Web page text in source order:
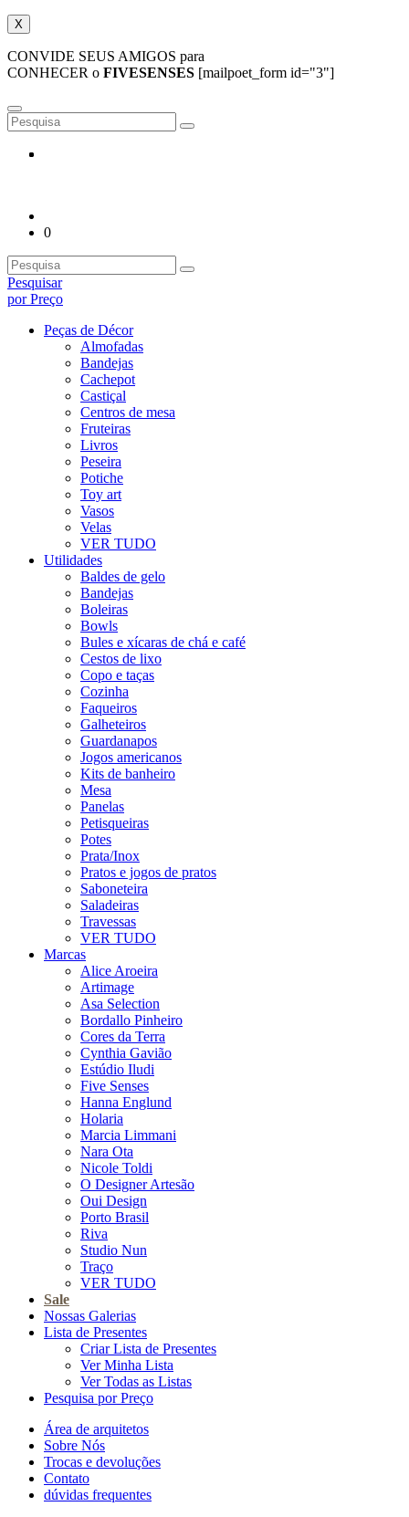
X
CONVIDE SEUS AMIGOS para
CONHECER o FIVESENSES [mailpoet_form id="3"]
0
Pesquisar
por Preço
Peças de Décor
Almofadas
Bandejas
Cachepot
Castiçal
Centros de mesa
Fruteiras
Livros
Peseira
Potiche
Toy art
Vasos
Velas
VER TUDO
Utilidades
Baldes de gelo
Bandejas
Boleiras
Bowls
Bules e xícaras de chá e café
Cestos de lixo
Copo e taças
Cozinha
Faqueiros
Galheteiros
Guardanapos
Jogos americanos
Kits de banheiro
Mesa
Panelas
Petisqueiras
Potes
Prata/Inox
Pratos e jogos de pratos
Saboneteira
Saladeiras
Travessas
VER TUDO
Marcas
Alice Aroeira
Artimage
Asa Selection
Bordallo Pinheiro
Cores da Terra
Cynthia Gavião
Estúdio Iludi
Five Senses
Hanna Englund
Holaria
Marcia Limmani
Nara Ota
Nicole Toldi
O Designer Artesão
Oui Design
Porto Brasil
Riva
Studio Nun
Traço
VER TUDO
Sale
Nossas Galerias
Lista de Presentes
Criar Lista de Presentes
Ver Minha Lista
Ver Todas as Listas
Pesquisa por Preço
Área de arquitetos
Sobre Nós
Trocas e devoluções
Contato
dúvidas frequentes